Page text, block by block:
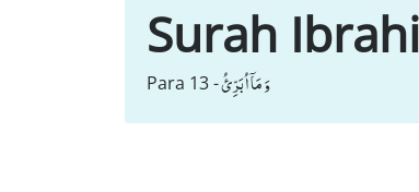
Surah
Para 13 -وَ مَاۤ اُبَرِّئُ